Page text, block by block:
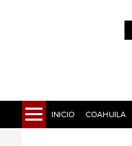
INICIO COAHUILA